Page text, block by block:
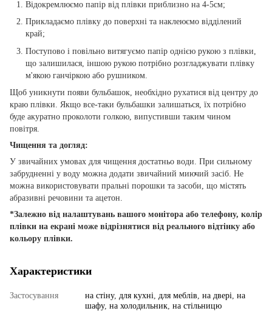
Відокремлюємо папір від плівки приблизно на 4-5см;
Прикладаємо плівку до поверхні та наклеюємо відділений
край;
Поступово і повільно витягуємо папір однією рукою з плівки,
що залишилася, іншою рукою потрібно розгладжувати плівку
м'якою ганчіркою або рушником.
Щоб уникнути появи бульбашок, необхідно рухатися від центру до
краю плівки. Якщо все-таки бульбашки залишаться, їх потрібно
буде акуратно проколоти голкою, випустивши таким чином
повітря.
Чищення та догляд:
У звичайних умовах для чищення достатньо води. При сильному
забрудненні у воду можна додати звичайний миючий засіб. Не
можна використовувати пральні порошки та засоби, що містять
абразивні речовини та ацетон.
*Залежно від налаштувань вашого монітора або телефону, колір
плівки на екрані може відрізнятися від реального відтінку або
кольору плівки.
Характеристики
Застосування на стіну, для кухні, для меблів, на двері, на
шафу, на холодильник, на стільницю